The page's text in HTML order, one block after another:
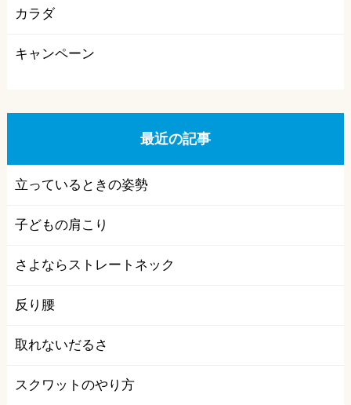
カラダ
キャンペーン
最近の記事
立っているときの姿勢
子どもの肩こり
さよならストレートネック
反り腰
取れないだるさ
スクワットのやり方